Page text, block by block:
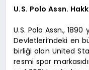
U.S. Polo Assn.
U.S. Polo Assn.,
Devletleri’ndeki en
birliği olan United
resmi spor